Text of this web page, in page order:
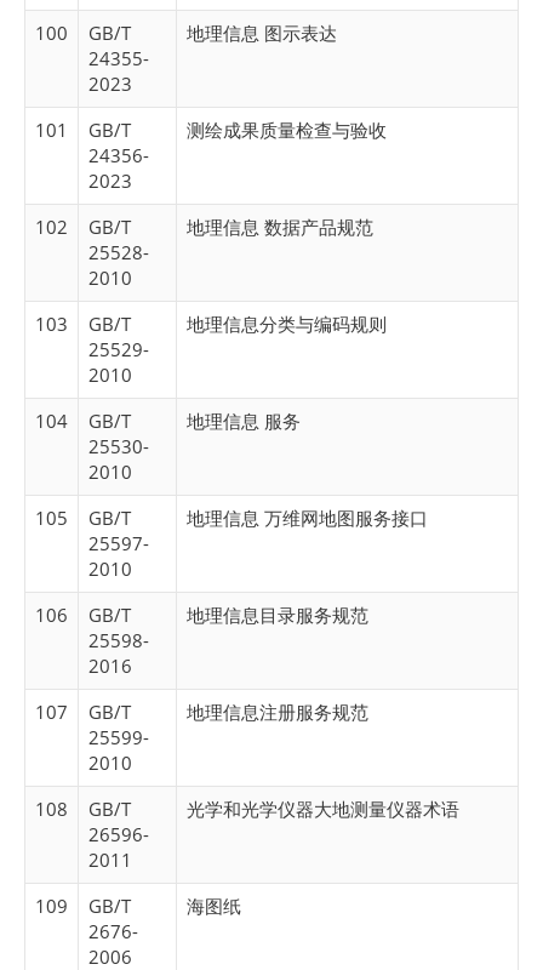
100
GB/T
24355-
2023
地理信息 图示表达
101
GB/T
24356-
2023
测绘成果质量检查与验收
102
GB/T
25528-
2010
地理信息 数据产品规范
103
GB/T
25529-
2010
地理信息分类与编码规则
104
GB/T
25530-
2010
地理信息 服务
105
GB/T
25597-
2010
地理信息 万维网地图服务接口
106
GB/T
25598-
2016
地理信息目录服务规范
107
GB/T
25599-
2010
地理信息注册服务规范
108
GB/T
26596-
2011
光学和光学仪器大地测量仪器术语
109
GB/T
2676-
2006
海图纸